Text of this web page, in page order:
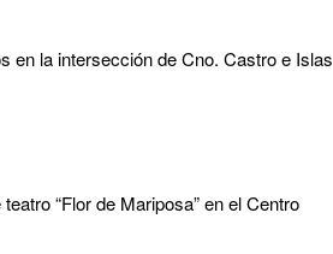
en la intersección de Cno. Castro e Islas
“Flor de Mariposa” en el Centro